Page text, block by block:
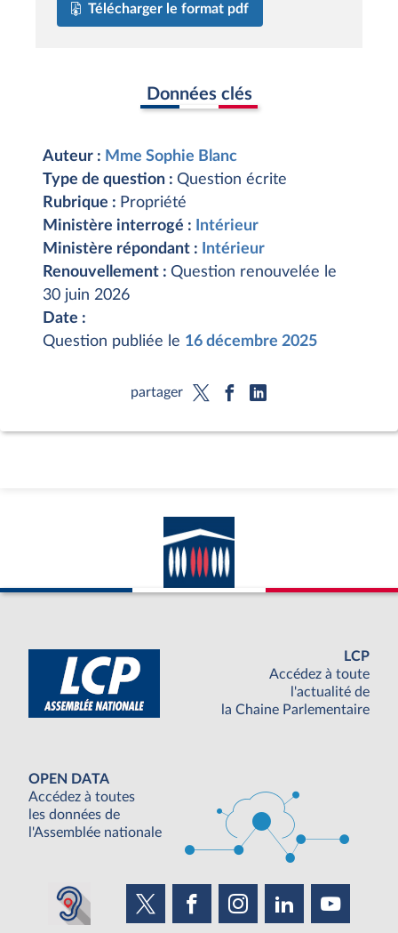
Télécharger le format pdf
Données clés
Auteur : Mme Sophie Blanc
Type de question : Question écrite
Rubrique : Propriété
Ministère interrogé :
Intérieur
Ministère répondant :
Intérieur
Renouvellement : Question renouvelée le
30 juin 2026
Date :
Question publiée le 16 décembre 2025
partager
LCP
Accédez à toute
l'actualité de
la Chaine Parlementaire
OPEN DATA
Accédez à toutes
les données de
l'Assemblée nationale